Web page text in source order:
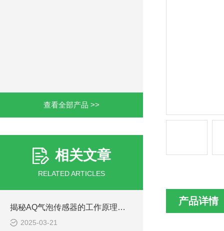
查看全部产品 >>
相关文章
RELATED ARTICLES
揭秘AQ气泡传感器的工作原理：精准探测气泡的奥秘
2025-03-21
产品详情